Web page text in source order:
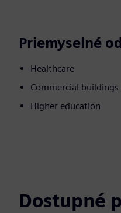
Priemyselné
Healthcare
Commercial buildings
Higher education
Dostupné